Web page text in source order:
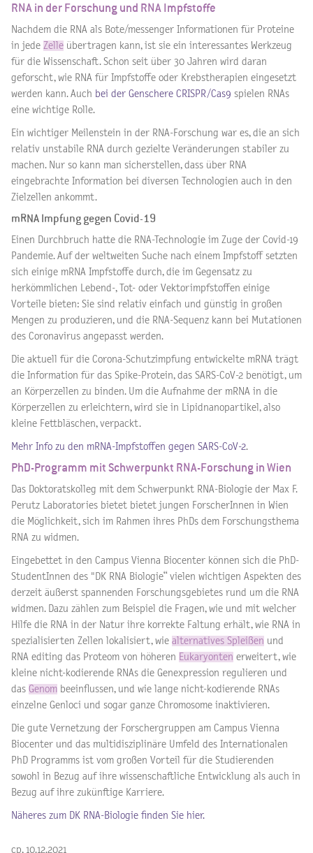
RNA in der Forschung und RNA Impfstoffe
Nachdem die RNA als Bote/messenger Informationen für Proteine
in jede Zelle übertragen kann, ist sie ein interessantes Werkzeug
für die Wissenschaft. Schon seit über 30 Jahren wird daran
geforscht, wie RNA für Impfstoffe oder Krebstherapien eingesetzt
werden kann. Auch bei der Genschere CRISPR/Cas9 spielen RNAs
eine wichtige Rolle.
Ein wichtiger Meilenstein in der RNA-Forschung war es, die an sich
relativ unstabile RNA durch gezielte Veränderungen stabiler zu
machen. Nur so kann man sicherstellen, dass über RNA
eingebrachte Information bei diversen Technologien auch in den
Zielzellen ankommt.
mRNA Impfung gegen Covid-19
Einen Durchbruch hatte die RNA-Technologie im Zuge der Covid-19
Pandemie. Auf der weltweiten Suche nach einem Impfstoff setzten
sich einige mRNA Impfstoffe durch, die im Gegensatz zu
herkömmlichen Lebend-, Tot- oder Vektorimpfstoffen einige
Vorteile bieten: Sie sind relativ einfach und günstig in großen
Mengen zu produzieren, und die RNA-Sequenz kann bei Mutationen
des Coronavirus angepasst werden.
Die aktuell für die Corona-Schutzimpfung entwickelte mRNA trägt
die Information für das Spike-Protein, das SARS-CoV-2 benötigt, um
an Körperzellen zu binden. Um die Aufnahme der mRNA in die
Körperzellen zu erleichtern, wird sie in Lipidnanopartikel, also
kleine Fettbläschen, verpackt.
Mehr Info zu den mRNA-Impfstoffen gegen SARS-CoV-2.
PhD-Programm mit Schwerpunkt RNA-Forschung in Wien
Das Doktoratskolleg mit dem Schwerpunkt RNA-Biologie der Max F.
Perutz Laboratories bietet bietet jungen ForscherInnen in Wien
die Möglichkeit, sich im Rahmen ihres PhDs dem Forschungsthema
RNA zu widmen.
Eingebettet in den Campus Vienna Biocenter können sich die PhD-
StudentInnen des "DK RNA Biologie“ vielen wichtigen Aspekten des
derzeit äußerst spannenden Forschungsgebietes rund um die RNA
widmen. Dazu zählen zum Beispiel die Fragen, wie und mit welcher
Hilfe die RNA in der Natur ihre korrekte Faltung erhält, wie RNA in
spezialisierten Zellen lokalisiert, wie alternatives Spleißen und
RNA editing das Proteom von höheren Eukaryonten erweitert, wie
kleine nicht-kodierende RNAs die Genexpression regulieren und
das Genom beeinflussen, und wie lange nicht-kodierende RNAs
einzelne Genloci und sogar ganze Chromosome inaktivieren.
Die gute Vernetzung der Forschergruppen am Campus Vienna
Biocenter und das multidisziplinäre Umfeld des Internationalen
PhD Programms ist vom großen Vorteil für die Studierenden
sowohl in Bezug auf ihre wissenschaftliche Entwicklung als auch in
Bezug auf ihre zukünftige Karriere.
Näheres zum DK RNA-Biologie finden Sie hier.
cp, 10.12.2021